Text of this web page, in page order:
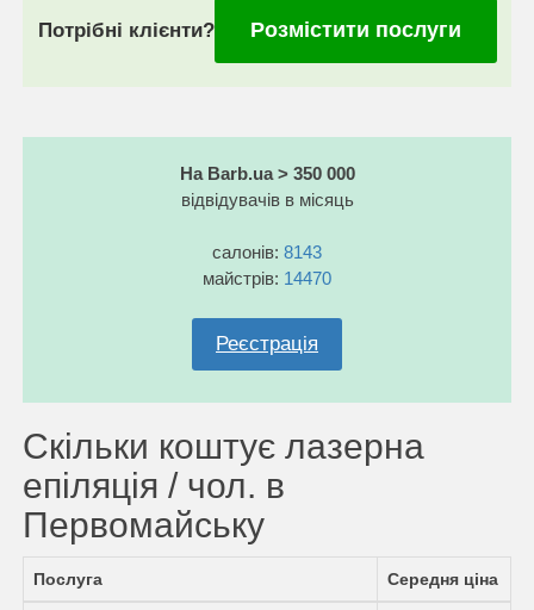
Потрібні клієнти? Розмістити послуги
На Barb.ua > 350 000
відвідувачів в місяць
салонів: 8143
майстрів: 14470
Реєстрація
Скільки коштує лазерна
епіляція / чол. в
Первомайську
Послуга Середня ціна